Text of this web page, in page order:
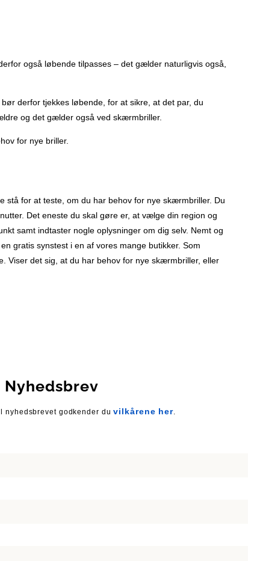
også løbende tilpasses – det gælder naturligvis også,
derfor tjekkes løbende, for at sikre, at det par, du
og det gælder også ved skærmbriller.
for nye briller.
stå for at teste, om du har behov for nye skærmbriller. Du
Det eneste du skal gøre er, at vælge din region og
samt indtaster nogle oplysninger om dig selv. Nemt og
gratis synstest i en af vores mange butikker. Som
Viser det sig, at du har behov for nye skærmbriller, eller
Nyhedsbrev
nyhedsbrevet godkender duvilkårene her.